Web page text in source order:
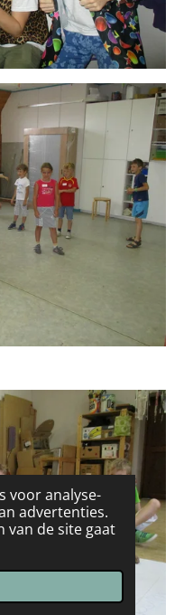
voor analyse-
advertenties.
van de site gaat